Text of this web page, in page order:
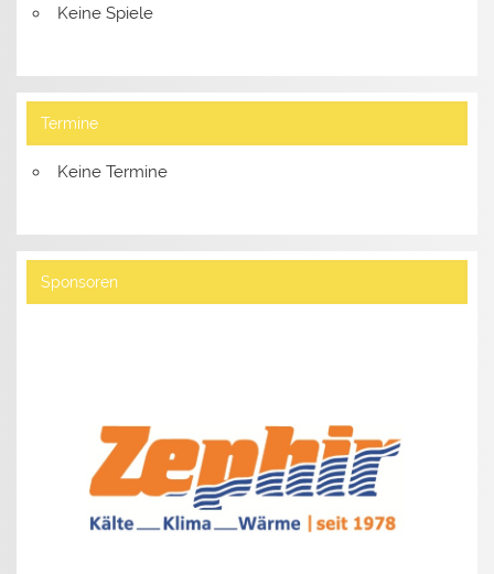
Keine Spiele
Termine
Keine Termine
Sponsoren